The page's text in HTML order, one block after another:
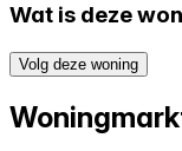
Wat is deze
Volg deze woning